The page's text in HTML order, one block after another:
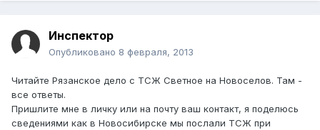
Инспектор
Опубликовано 8 февраля, 2013
Читайте Рязанское дело с ТСЖ Светное на Новоселов. Там -
все ответы.
Пришлите мне в личку или на почту ваш контакт, я поделюсь
сведениями как в Новосибирске мы послали ТСЖ при